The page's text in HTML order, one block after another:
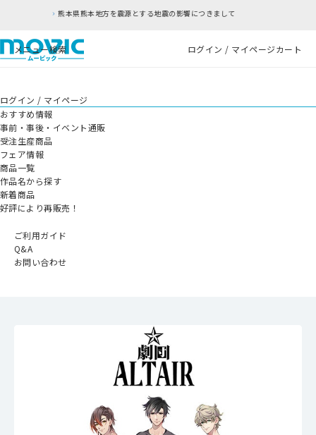
を震源とする地震の影響につきまして
メニュー検索 ログイン / マイページカート
ログイン / マイページ
おすすめ情報
事前・事後・イベント通販
受注生産商品
フェア情報
商品一覧
作品名から探す
新着商品
好評により再販売！
ご利用ガイド
Q&A
お問い合わせ